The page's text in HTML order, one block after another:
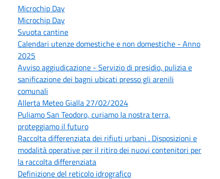
Microchip Day
Microchip Day
Svuota cantine
Calendari utenze domestiche e non domestiche - Anno
2025
Avviso aggiudicazione - Servizio di presidio, pulizia e
sanificazione dei bagni ubicati presso gli arenili
comunali
Allerta Meteo Gialla 27/02/2024
Puliamo San Teodoro, curiamo la nostra terra,
proteggiamo il futuro
Raccolta differenziata dei rifiuti urbani . Disposizioni e
modalità operative per il ritiro dei nuovi contenitori per
la raccolta differenziata
Definizione del reticolo idrografico